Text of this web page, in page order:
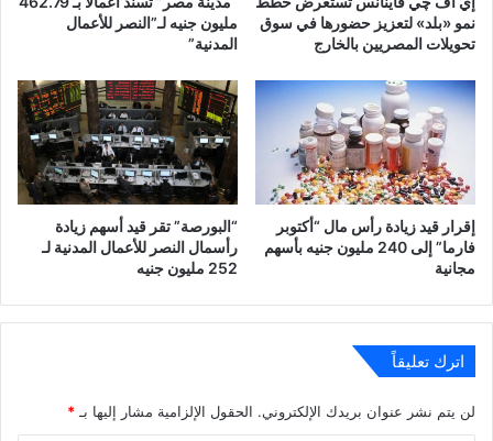
نمو «بلد» لتعزيز حضورها في سوق
تحويلات المصريين بالخارج
مليون جنيه لـ”النصر للأعمال
المدنية”
إقرار قيد زيادة رأس مال “أكتوبر
فارما” إلى 240 مليون جنيه بأسهم
مجانية
“البورصة” تقر قيد أسهم زيادة
رأسمال النصر للأعمال المدنية لـ
252 مليون جنيه
اترك تعليقاً
لن يتم نشر عنوان بريدك الإلكتروني. الحقول الإلزامية مشار إليها بـ*